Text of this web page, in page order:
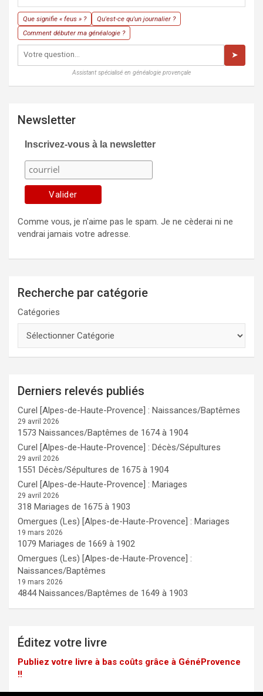
Que signifie « feus » ?
Qu'est-ce qu'un journalier ?
Comment débuter ma généalogie ?
➤
Assistant spécialisé en généalogie provençale
Newsletter
Inscrivez-vous à la newsletter
Comme vous, je n'aime pas le spam. Je ne cèderai ni ne
vendrai jamais votre adresse.
Recherche par catégorie
Catégories
Derniers relevés publiés
Curel [Alpes-de-Haute-Provence] : Naissances/Baptêmes
29 avril 2026
1573 Naissances/Baptêmes de 1674 à 1904
Curel [Alpes-de-Haute-Provence] : Décès/Sépultures
29 avril 2026
1551 Décès/Sépultures de 1675 à 1904
Curel [Alpes-de-Haute-Provence] : Mariages
29 avril 2026
318 Mariages de 1675 à 1903
Omergues (Les) [Alpes-de-Haute-Provence] : Mariages
19 mars 2026
1079 Mariages de 1669 à 1902
Omergues (Les) [Alpes-de-Haute-Provence] :
Naissances/Baptêmes
19 mars 2026
4844 Naissances/Baptêmes de 1649 à 1903
Éditez votre livre
Publiez votre livre à bas coûts grâce à GénéProvence
!!